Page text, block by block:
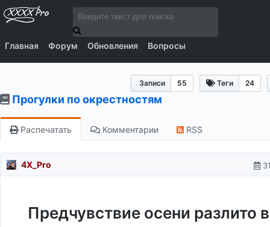
Главная Форум Обновления Вопросы
Записи 55 Теги 24
Прогулки по окрестностям
Распечатать Комментарии RSS
4X_Pro
Предчувствие осени разлито